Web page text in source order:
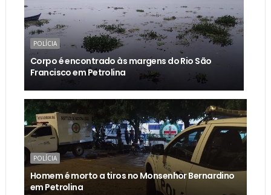
POLÍCIA
Corpo é encontrado às margens do Rio São
Francisco em Petrolina
POLÍCIA
Homem é morto a tiros no Monsenhor Bernardino
em Petrolina